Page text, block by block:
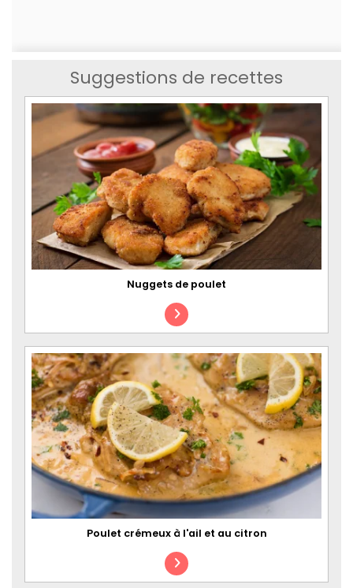
Suggestions de recettes
Nuggets de poulet
Poulet crémeux à l'ail et au citron